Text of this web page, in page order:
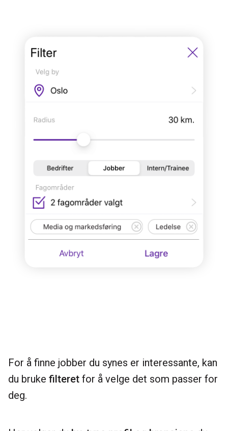
For å finne jobber du synes er interessante, kan
du bruke filteret for å velge det som passer for
deg.